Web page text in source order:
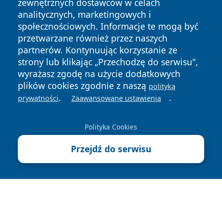
zewnętrznych dostawców w celach
analitycznych, marketingowych i
społecznościowych. Informacje te mogą być
przetwarzane również przez naszych
partnerów. Kontynuując korzystanie ze
strony lub klikając „Przechodzę do serwisu",
wyrażasz zgodę na użycie dodatkowych
plików cookies zgodnie z naszą polityką
prywatności. Zaawansowane ustawienia .
Polityka Cookies
Przejdź do serwisu
Copyright © 2026 raciborski24.pl Wszystkie prawa
zastrzeżone.
News Autorzy
Polityka
Prywatności
Polityka
Cookies